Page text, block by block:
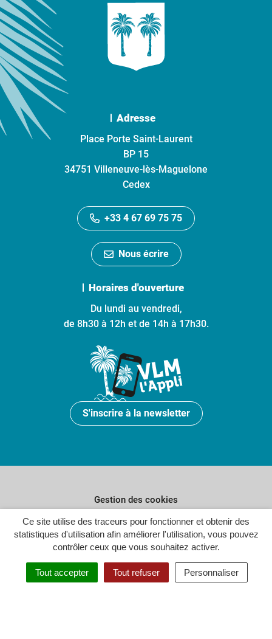
Ce site utilise des traceurs pour fonctionner et obtenir des
statistiques d'utilisation afin améliorer l'utilisation, vous pouvez
contrôler ceux que vous souhaitez activer.
Tout accepter Tout refuser Personnaliser
Adresse
Place Porte Saint-Laurent
BP 15
34751 Villeneuve-lès-Maguelone
Cedex
+33 4 67 69 75 75
Nous écrire
Horaires d'ouverture
Du lundi au vendredi,
de 8h30 à 12h et de 14h à 17h30.
S'inscrire à la newsletter
Gestion des cookies
Plan du site
Politique de confidentialité
Crédits